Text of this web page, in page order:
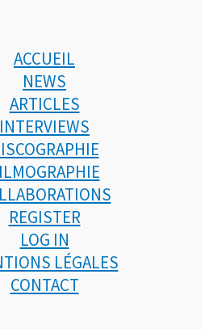
ACCUEIL
NEWS
ARTICLES
INTERVIEWS
REGISTER
LOG IN
LÉGALES
CONTACT